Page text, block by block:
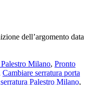
dell’argomento data
Milano, Pronto
Cambiare serratura porta
Palestro Milano,